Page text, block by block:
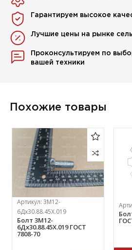
Гарантируем высокое
Лучшие цены на рынке
Проконсультируем по
вашей техники
Похожие товары
Артикул:3М12-
6Дх30.88.45Х.019
Болт 3М12-
6Дх30.88.45Х.019 ГОСТ
7808-70